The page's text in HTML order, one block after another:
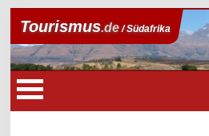
Tourismus.de/ Südafrika